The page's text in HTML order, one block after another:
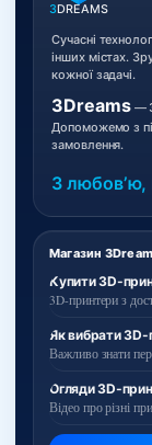
Магазин
Купити 3D-
3D-принтери з
Як вибрати 3D-
Важливо знати
Огляди 3D-
Відео про різні
3DREAMS
Сучасні
інших містах.
кожної задачі.
3Dreams—
Допоможемо з
замовлення.
З любовʼю,